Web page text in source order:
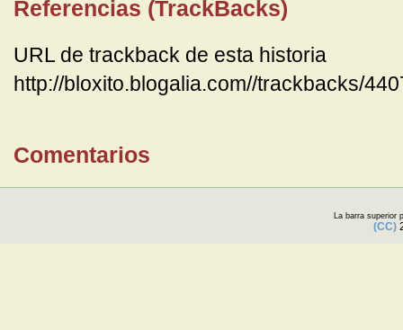
Referencias (TrackBacks)
URL de trackback de esta historia
http://bloxito.blogalia.com//trackbacks/
Comentarios
La barra superior
(CC)